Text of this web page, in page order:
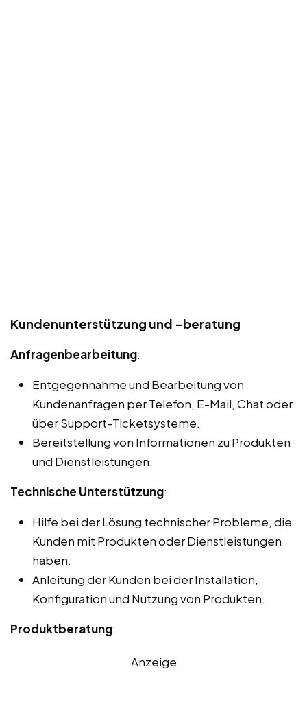
Kundenunterstützung und -beratung
Anfragenbearbeitung:
Entgegennahme und Bearbeitung von
Kundenanfragen per Telefon, E-Mail, Chat oder
über Support-Ticketsysteme.
Bereitstellung von Informationen zu Produkten
und Dienstleistungen.
Technische Unterstützung:
Hilfe bei der Lösung technischer Probleme, die
Kunden mit Produkten oder Dienstleistungen
haben.
Anleitung der Kunden bei der Installation,
Konfiguration und Nutzung von Produkten.
Produktberatung:
Anzeige